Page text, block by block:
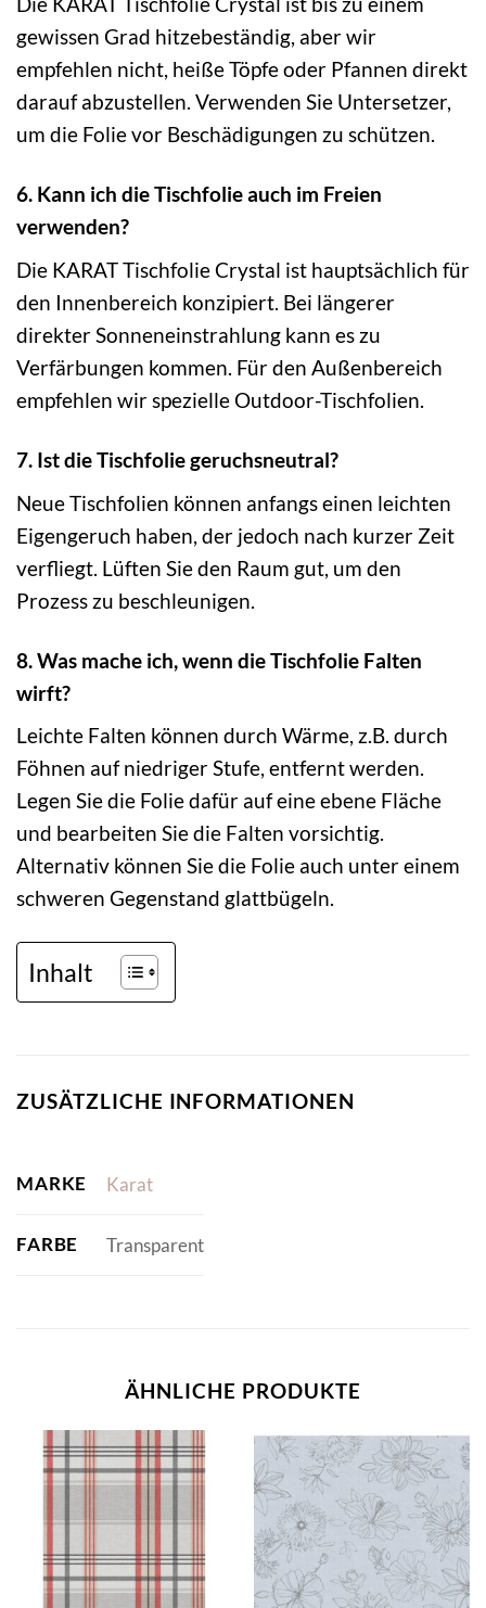
gewissen Grad hitzebeständig, aber wir
empfehlen nicht, heiße Töpfe oder Pfannen direkt
darauf abzustellen. Verwenden Sie Untersetzer,
um die Folie vor Beschädigungen zu schützen.
6. Kann ich die Tischfolie auch im Freien
verwenden?
Die KARAT Tischfolie Crystal ist hauptsächlich für
den Innenbereich konzipiert. Bei längerer
direkter Sonneneinstrahlung kann es zu
Verfärbungen kommen. Für den Außenbereich
empfehlen wir spezielle Outdoor-Tischfolien.
7. Ist die Tischfolie geruchsneutral?
Neue Tischfolien können anfangs einen leichten
Eigengeruch haben, der jedoch nach kurzer Zeit
verfliegt. Lüften Sie den Raum gut, um den
Prozess zu beschleunigen.
8. Was mache ich, wenn die Tischfolie Falten
wirft?
Leichte Falten können durch Wärme, z.B. durch
Föhnen auf niedriger Stufe, entfernt werden.
Legen Sie die Folie dafür auf eine ebene Fläche
und bearbeiten Sie die Falten vorsichtig.
Alternativ können Sie die Folie auch unter einem
schweren Gegenstand glattbügeln.
Inhalt
ZUSÄTZLICHE INFORMATIONEN
MARKE Karat
FARBE Transparent
ÄHNLICHE PRODUKTE